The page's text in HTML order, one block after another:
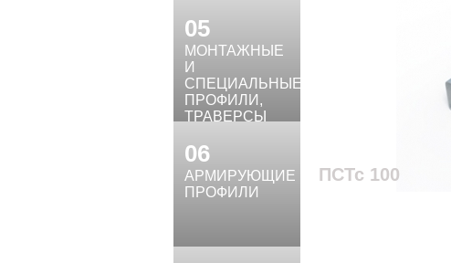
05
МОНТАЖНЫЕ
И
СПЕЦИАЛЬНЫЕ
ПРОФИЛИ,
ТРАВЕРСЫ
06
АРМИРУЮЩИЕ
ПРОФИЛИ
ПСТс 100